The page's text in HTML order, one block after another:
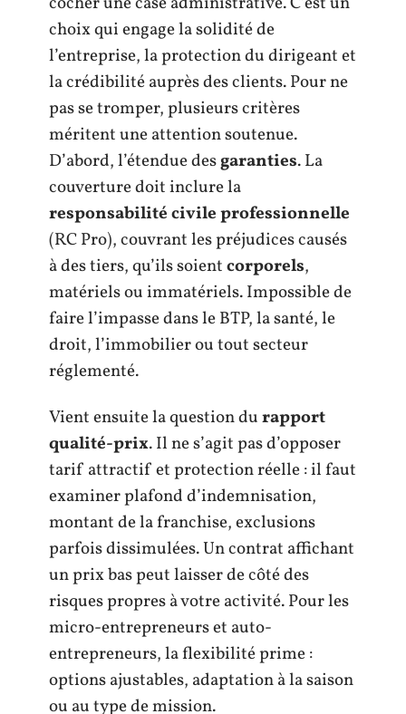
choix qui engage la solidité de
l’entreprise, la protection du dirigeant et
la crédibilité auprès des clients. Pour ne
pas se tromper, plusieurs critères
méritent une attention soutenue.
D’abord, l’étendue desgaranties. La
couverture doit inclure la
responsabilité civile professionnelle
(RC Pro), couvrant les préjudices causés
à des tiers, qu’ils soientcorporels,
matériels ou immatériels. Impossible de
faire l’impasse dans le BTP, la santé, le
droit, l’immobilier ou tout secteur
réglementé.
Vient ensuite la question durapport
qualité-prix. Il ne s’agit pas d’opposer
tarif attractif et protection réelle : il faut
examiner plafond d’indemnisation,
montant de la franchise, exclusions
parfois dissimulées. Un contrat affichant
un prix bas peut laisser de côté des
risques propres à votre activité. Pour les
micro-entrepreneurs et auto-
entrepreneurs, la flexibilité prime :
options ajustables, adaptation à la saison
ou au type de mission.